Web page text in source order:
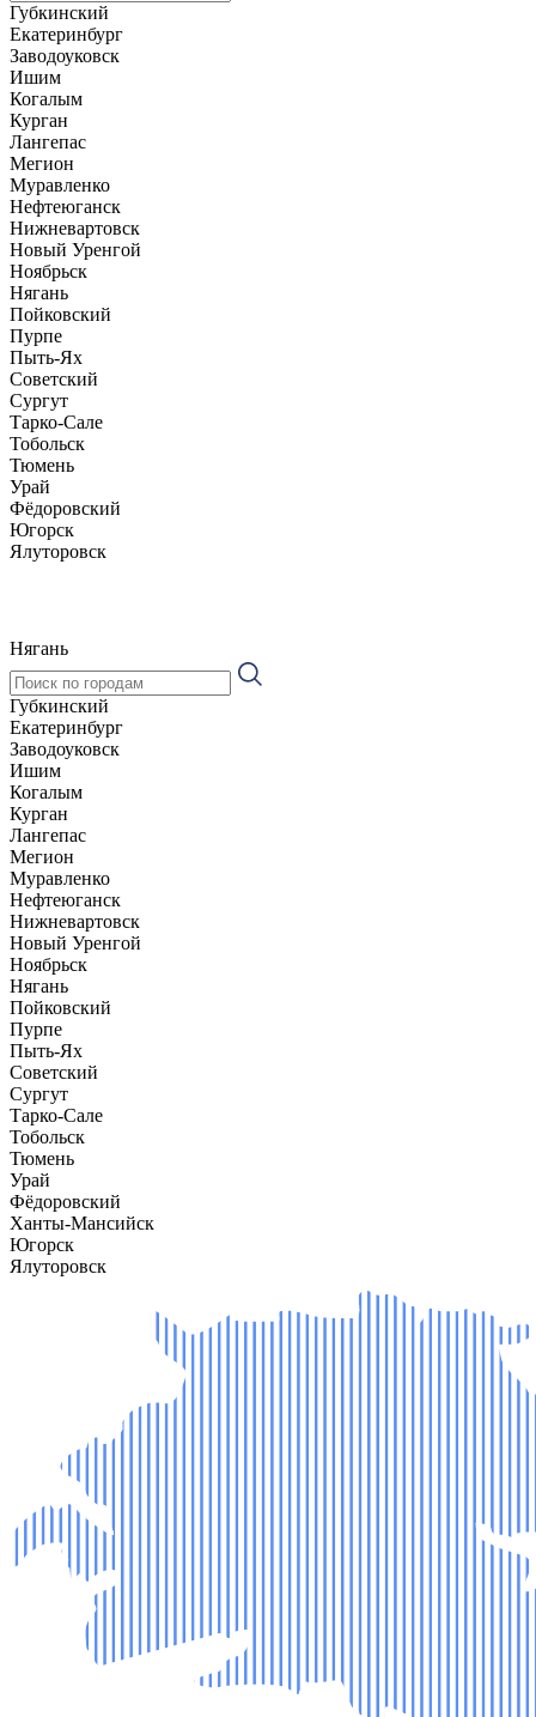
Губкинский
Екатеринбург
Заводоуковск
Ишим
Когалым
Курган
Лангепас
Мегион
Муравленко
Нефтеюганск
Нижневартовск
Новый Уренгой
Ноябрьск
Нягань
Пойковский
Пурпе
Пыть-Ях
Советский
Сургут
Тарко-Сале
Тобольск
Тюмень
Урай
Фёдоровский
Югорск
Ялуторовск
Нягань
Губкинский
Екатеринбург
Заводоуковск
Ишим
Когалым
Курган
Лангепас
Мегион
Муравленко
Нефтеюганск
Нижневартовск
Новый Уренгой
Ноябрьск
Нягань
Пойковский
Пурпе
Пыть-Ях
Советский
Сургут
Тарко-Сале
Тобольск
Тюмень
Урай
Фёдоровский
Ханты-Мансийск
Югорск
Ялуторовск